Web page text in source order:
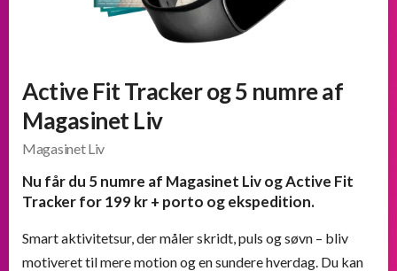
Active Fit Tracker og 5 numre af
Magasinet Liv
Magasinet Liv
Nu får du 5 numre af Magasinet Liv og Active Fit
Tracker for 199 kr + porto og ekspedition.
Smart aktivitetsur, der måler skridt, puls og søvn – bliv
motiveret til mere motion og en sundere hverdag. Du kan